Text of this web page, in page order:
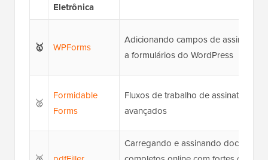
Eletrônica
🥇 WPForms
Adicionando campos de assinatura
a formulários do WordPress
🥈
Formidable
Forms
Fluxos de trabalho de assinatura
avançados
Carregando e assinando